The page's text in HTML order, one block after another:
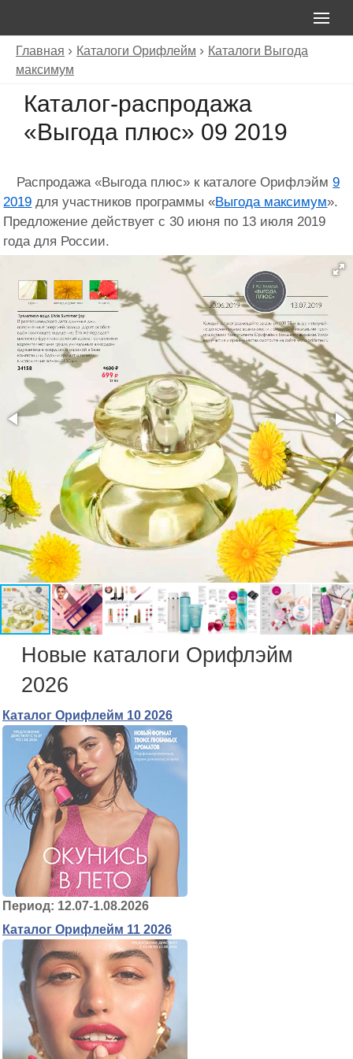
Главная Каталоги Орифлейм
Каталоги Выгода
максимум
Каталог-распродажа
«Выгода плюс» 09 2019
Распродажа «Выгода плюс» к каталоге Орифлэйм9
2019 для участников программы «Выгода максимум».
Предложение действует с 30 июня по 13 июля 2019
года для России.
Новые каталоги Орифлэйм
2026
Каталог Орифлейм 10 2026
Период: 12.07-1.08.2026
Каталог Орифлейм 11 2026